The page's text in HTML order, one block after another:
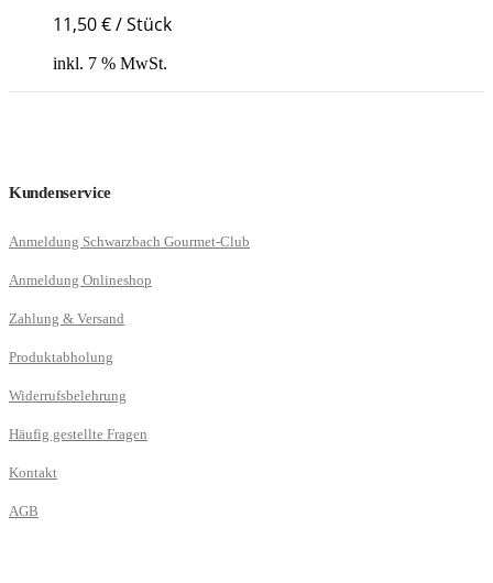
11,50€/Stück
inkl. 7 % MwSt.
Kundenservice
Anmeldung Schwarzbach Gourmet-Club
Anmeldung Onlineshop
Zahlung & Versand
Produktabholung
Widerrufsbelehrung
Häufig gestellte Fragen
Kontakt
AGB